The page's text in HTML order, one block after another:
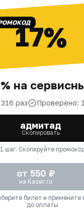
17%
на
раз Проверено:
адмитад
Скопировать
1 шаг. Скопируйте
от 550 ₽
на Kassir.ru
билет и примените
до оплаты